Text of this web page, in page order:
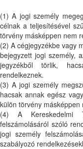
(1) A jogi személy
célnak a teljesítésével
törvény másképpen nem
(2) A cégjegyzékbe vagy
bejegyzett jogi személy,
jegyzékből törlik,
rendelkeznek.
(3) A jogi személy
hacsak annak egész
külön törvény másképpen
(4) A Kereskedelmi
felszámolásáról szóló
jogi személy
szabályozó